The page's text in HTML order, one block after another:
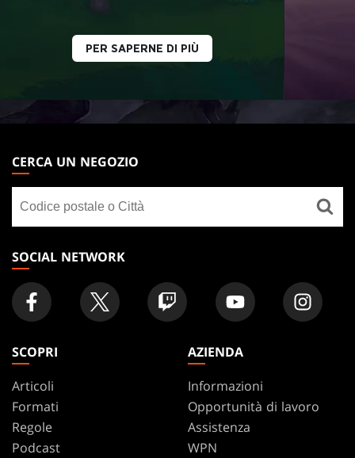
PER SAPERNE DI PIÙ
THE
GATHERING
FOOTER
CERCA UN NEGOZIO
un
negozio
SOCIAL NETWORK
SCOPRI
Articoli
Formati
Regole
Podcast
AZIENDA
Informazioni
Opportunità di lavoro
Assistenza
WPN